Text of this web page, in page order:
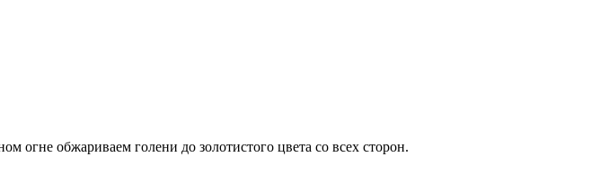
огне обжариваем голени до золотистого цвета со всех сторон.